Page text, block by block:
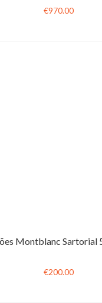
€970.00
Montblanc Sartorial
€200.00